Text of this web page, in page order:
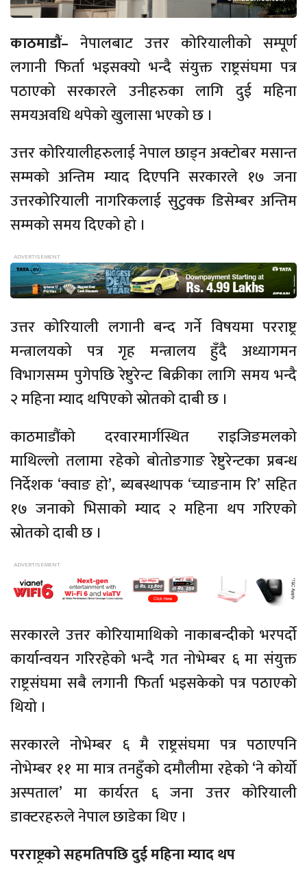
काठमाडौं– नेपालबाट उत्तर कोरियालीको सम्पूर्ण
लगानी फिर्ता भइसक्यो भन्दै संयुक्त राष्ट्रसंघमा पत्र
पठाएको सरकारले उनीहरुका लागि दुई महिना
समयअवधि थपेको खुलासा भएको छ ।
उत्तर कोरियालीहरुलाई नेपाल छाड्न अक्टोबर मसान्त
सम्मको अन्तिम म्याद दिएपनि सरकारले १७ जना
उत्तरकोरियाली नागरिकलाई सुटुक्क डिसेम्बर अन्तिम
सम्मको समय दिएको हो ।
उत्तर कोरियाली लगानी बन्द गर्ने विषयमा परराष्ट्र
मन्त्रालयको पत्र गृह मन्त्रालय हुँदै अध्यागमन
विभागसम्म पुगेपछि रेष्टुरेन्ट बिक्रीका लागि समय भन्दै
२ महिना म्याद थपिएको स्रोतको दाबी छ ।
काठमाडौंको दरवारमार्गस्थित राइजिङमलको
माथिल्लो तलामा रहेको बोतोङगाङ रेष्टुरेन्टका प्रबन्ध
निर्देशक ‘क्वाङ हो’, ब्यबस्थापक ‘च्याङनाम रि’ सहित
१७ जनाको भिसाको म्याद २ महिना थप गरिएको
स्रोतको दाबी छ ।
सरकारले उत्तर कोरियामाथिको नाकाबन्दीको भरपर्दो
कार्यान्वयन गरिरहेको भन्दै गत नोभेम्बर ६ मा संयुक्त
राष्ट्रसंघमा सबै लगानी फिर्ता भइसकेको पत्र पठाएको
थियो ।
सरकारले नोभेम्बर ६ मै राष्ट्रसंघमा पत्र पठाएपनि
नोभेम्बर ११ मा मात्र तनहुँको दमौलीमा रहेको ‘ने कोर्यो
अस्पताल’ मा कार्यरत ६ जना उत्तर कोरियाली
डाक्टरहरुले नेपाल छाडेका थिए ।
परराष्ट्रको सहमतिपछि दुई महिना म्याद थप